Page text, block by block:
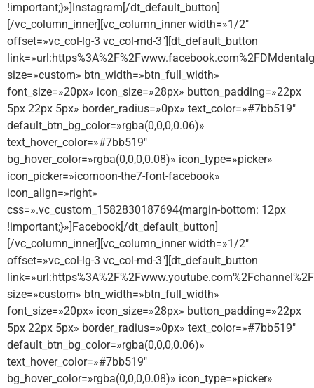
!important;}»]Instagram[/dt_default_button]
[/vc_column_inner][vc_column_inner width=»1/2″
offset=»vc_col-lg-3 vc_col-md-3″][dt_default_button
size=»custom» btn_width=»btn_full_width»
font_size=»20px» icon_size=»28px» button_padding=»22px
5px 22px 5px» border_radius=»0px» text_color=»#7bb519″
default_btn_bg_color=»rgba(0,0,0,0.06)»
text_hover_color=»#7bb519″
bg_hover_color=»rgba(0,0,0,0.08)» icon_type=»picker»
icon_picker=»icomoon-the7-font-facebook»
icon_align=»right»
css=».vc_custom_1582830187694{margin-bottom: 12px
!important;}»]Facebook[/dt_default_button]
[/vc_column_inner][vc_column_inner width=»1/2″
offset=»vc_col-lg-3 vc_col-md-3″][dt_default_button
size=»custom» btn_width=»btn_full_width»
font_size=»20px» icon_size=»28px» button_padding=»22px
5px 22px 5px» border_radius=»0px» text_color=»#7bb519″
default_btn_bg_color=»rgba(0,0,0,0.06)»
text_hover_color=»#7bb519″
bg_hover_color=»rgba(0,0,0,0.08)» icon_type=»picker»